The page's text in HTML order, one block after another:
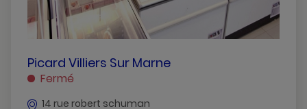
PICARD
VILLIERS
Picard Villiers Sur Marne
Fermé
14 rue robert schuman